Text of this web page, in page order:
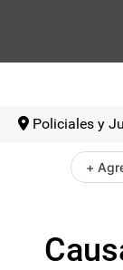
Policiales y
+